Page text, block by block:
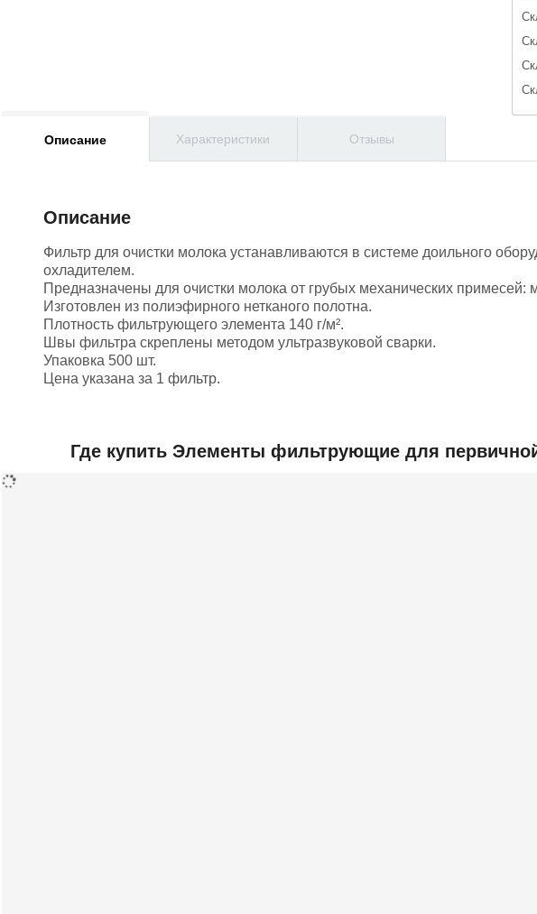
Описание Характеристики Отзывы
Описание
Фильтр для очистки молока устанавливаются в системе доильного
охладителем.
Предназначены для очистки молока от грубых механических примесей:
Изготовлен из полиэфирного нетканого полотна.
Плотность фильтрующего элемента 140 г/м².
Швы фильтра скреплены методом ультразвуковой сварки.
Упаковка 500 шт.
Цена указана за 1 фильтр.
Добавить отзыв
Где купить Элементы фильтрующие для